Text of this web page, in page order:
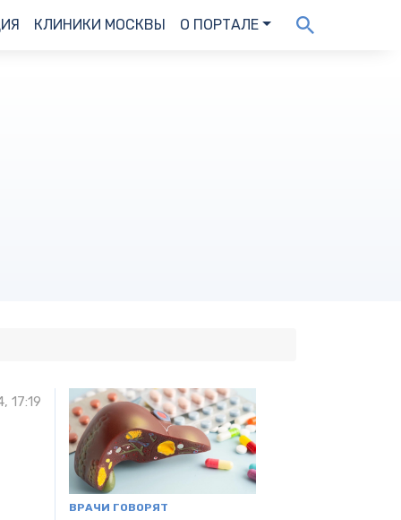
КЛИНИКИ МОСКВЫ О ПОРТАЛЕ
17:19
ВРАЧИ ГОВОРЯТ